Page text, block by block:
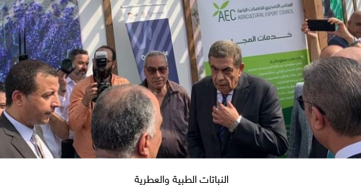
النباتات الطبية والعطرية